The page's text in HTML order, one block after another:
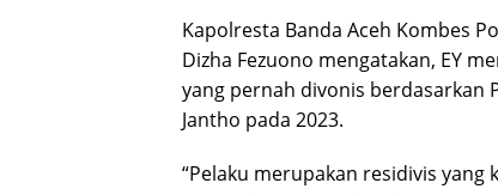
Kapolresta Banda Aceh Kombes
Dizha Fezuono mengatakan, EY
yang pernah divonis berdasarkan
Jantho pada 2023.
“Pelaku merupakan residivis